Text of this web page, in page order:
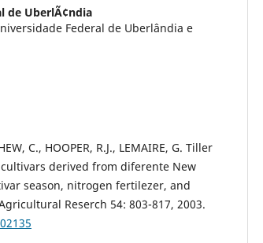
de UberlÃ¢ndia
Federal de Uberlândia e
C., HOOPER, R.J., LEMAIRE, G. Tiller
derived from diferente New
season, nitrogen fertilezer, and
Reserch 54: 803-817, 2003.